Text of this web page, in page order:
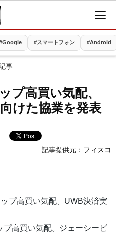
#Google #スマートフォン #Android
事
高買い気配、
けた協業を発表
記事提供元： フィスコ
プ高買い気配、UWB決済実
プ高買い気配。ジェーシービ